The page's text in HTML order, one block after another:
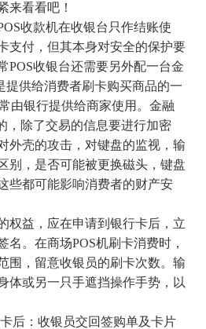
来看看吧！
收款机在收银台只作结账使
支付，但其本身对安全的保护要
POS收银台还需要另外配一台金
提供给消费者刷卡购买商品的一
由银行提供给商家使用。金融
，除了交易的信息要进行加密
外壳的攻击，对键盘的监视，输
别，是否可能被更换磁头，键盘
些都可能影响消费者的财产安
益，应在申请到银行卡后，立
名。在商场POS机刷卡消费时，
围，留意收银员的刷卡次数。输
体或另一只手遮挡操作手势，以
：收银员交回签购单及卡片